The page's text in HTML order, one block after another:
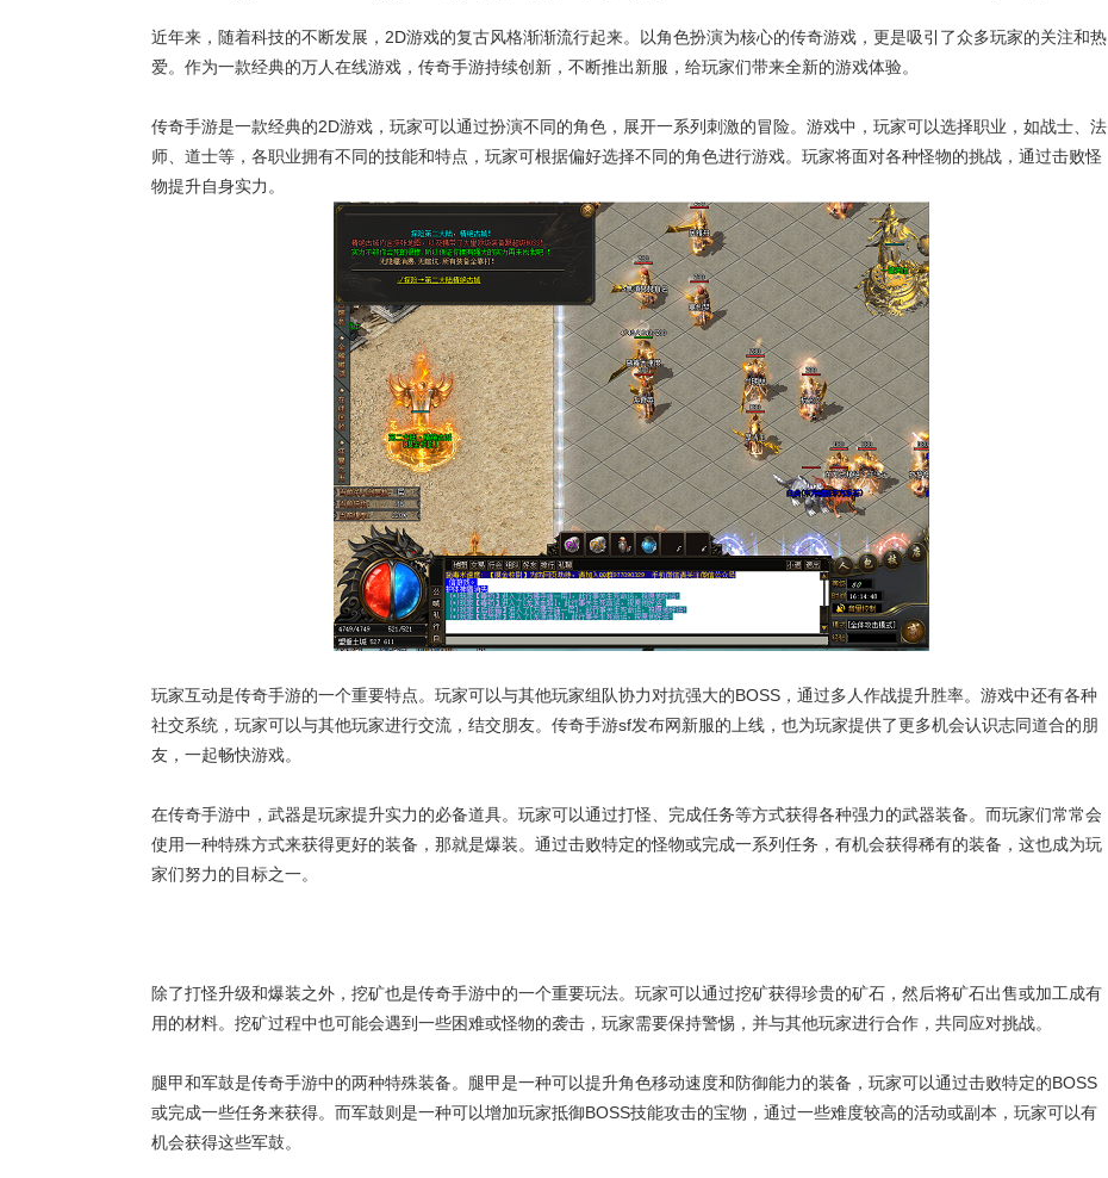
近年来，随着科技的不断发展，2D游戏的复古风格渐渐流行起来。以角色扮演为核心的传奇游戏，更是吸引了众多玩家的关注和热
爱。作为一款经典的万人在线游戏，传奇手游持续创新，不断推出新服，给玩家们带来全新的游戏体验。
传奇手游是一款经典的2D游戏，玩家可以通过扮演不同的角色，展开一系列刺激的冒险。游戏中，玩家可以选择职业，如战士、法
师、道士等，各职业拥有不同的技能和特点，玩家可根据偏好选择不同的角色进行游戏。玩家将面对各种怪物的挑战，通过击败怪
物提升自身实力。
玩家互动是传奇手游的一个重要特点。玩家可以与其他玩家组队协力对抗强大的BOSS，通过多人作战提升胜率。游戏中还有各种
社交系统，玩家可以与其他玩家进行交流，结交朋友。传奇手游sf发布网新服的上线，也为玩家提供了更多机会认识志同道合的朋
友，一起畅快游戏。
在传奇手游中，武器是玩家提升实力的必备道具。玩家可以通过打怪、完成任务等方式获得各种强力的武器装备。而玩家们常常会
使用一种特殊方式来获得更好的装备，那就是爆装。通过击败特定的怪物或完成一系列任务，有机会获得稀有的装备，这也成为玩
家们努力的目标之一。
除了打怪升级和爆装之外，挖矿也是传奇手游中的一个重要玩法。玩家可以通过挖矿获得珍贵的矿石，然后将矿石出售或加工成有
用的材料。挖矿过程中也可能会遇到一些困难或怪物的袭击，玩家需要保持警惕，并与其他玩家进行合作，共同应对挑战。
腿甲和军鼓是传奇手游中的两种特殊装备。腿甲是一种可以提升角色移动速度和防御能力的装备，玩家可以通过击败特定的BOSS
或完成一些任务来获得。而军鼓则是一种可以增加玩家抵御BOSS技能攻击的宝物，通过一些难度较高的活动或副本，玩家可以有
机会获得这些军鼓。